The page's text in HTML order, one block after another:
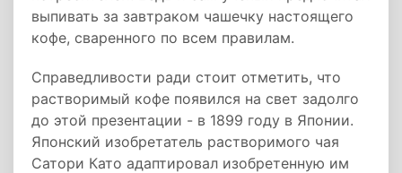
выпивать за завтраком чашечку настоящего
кофе, сваренного по всем правилам.
Справедливости ради стоит отметить, что
растворимый кофе появился на свет задолго
до этой презентации - в 1899 году в Японии.
Японский изобретатель растворимого чая
Сатори Като адаптировал изобретенную им